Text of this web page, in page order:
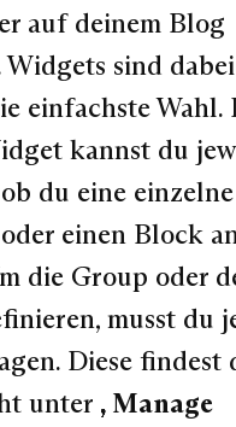
auf deinem Blog
Widgets sind
einfachste Wahl.
kannst du
du eine
einen Block
die Group oder
musst du
Diese findest
unter „Manage